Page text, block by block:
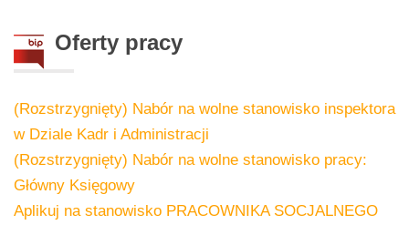
Oferty pracy
(Rozstrzygnięty) Nabór na wolne stanowisko inspektora
w Dziale Kadr i Administracji
(Rozstrzygnięty) Nabór na wolne stanowisko pracy:
Główny Księgowy
Aplikuj na stanowisko PRACOWNIKA SOCJALNEGO